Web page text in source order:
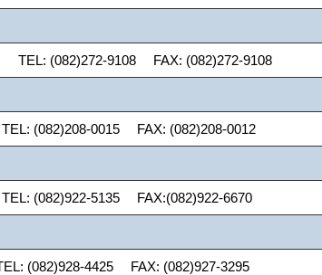
(082)272-9108 FAX: (082)272-9108
(082)208-0015 FAX: (082)208-0012
(082)922-5135 FAX:(082)922-6670
(082)928-4425 FAX: (082)927-3295